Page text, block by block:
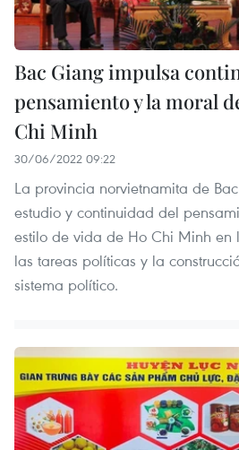
Bac Giang impulsa
pensamiento y la moral
Chi Minh
30/06/2022 09:22
La provincia norvietnamita de
estudio y continuidad del
estilo de vida de Ho Chi Minh
las tareas políticas y la
sistema político.